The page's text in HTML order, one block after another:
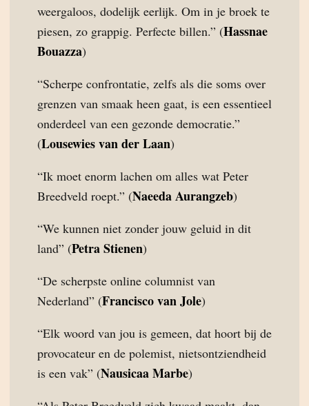
weergaloos, dodelijk eerlijk. Om in je broek te
piesen, zo grappig. Perfecte billen.” (Hassnae
Bouazza)
“Scherpe confrontatie, zelfs als die soms over
grenzen van smaak heen gaat, is een essentieel
onderdeel van een gezonde democratie.”
(Lousewies van der Laan)
“Ik moet enorm lachen om alles wat Peter
Breedveld roept.” (Naeeda Aurangzeb)
“We kunnen niet zonder jouw geluid in dit
land” (Petra Stienen)
“De scherpste online columnist van
Nederland” (Francisco van Jole)
“Elk woord van jou is gemeen, dat hoort bij de
provocateur en de polemist, nietsontziendheid
is een vak” (Nausicaa Marbe)